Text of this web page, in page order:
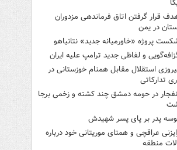
قرار گرفتن اتاق‌ فرماندهی مزدوران
در یمن
پروژه «خاورمیانه جدید» نتانیاهو
و لفاظی جدید ترامپ علیه ایران
استقلال مقابل همنام خوزستانی در
تدارکاتی
در حومه دمشق چند کشته و زخمی برجا
پدر بر پای پسر شهیدش
عراقچی و همتای موریتانی خود درباره
منطقه